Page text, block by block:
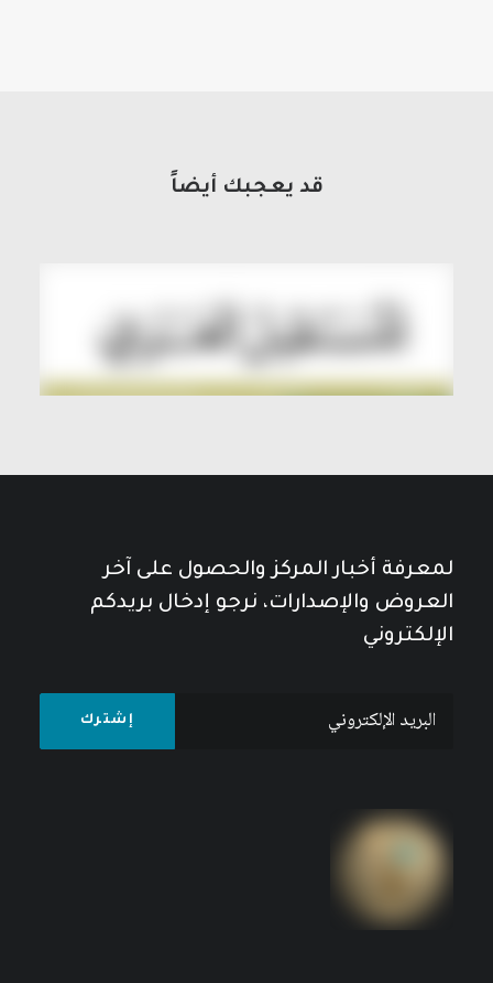
قد يعجبك أيضاً
لمعرفة أخبار المركز والحصول على آخر
العروض والإصدارات، نرجو إدخال بريدكم
الإلكتروني